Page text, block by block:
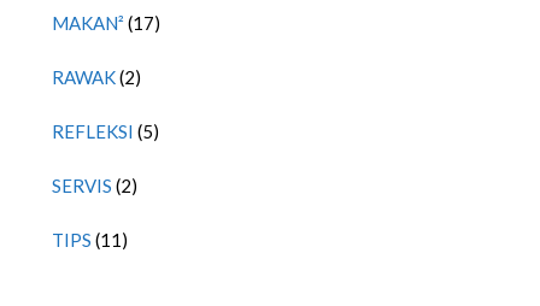
MAKAN² (17)
RAWAK(2)
REFLEKSI (5)
SERVIS (2)
TIPS (11)